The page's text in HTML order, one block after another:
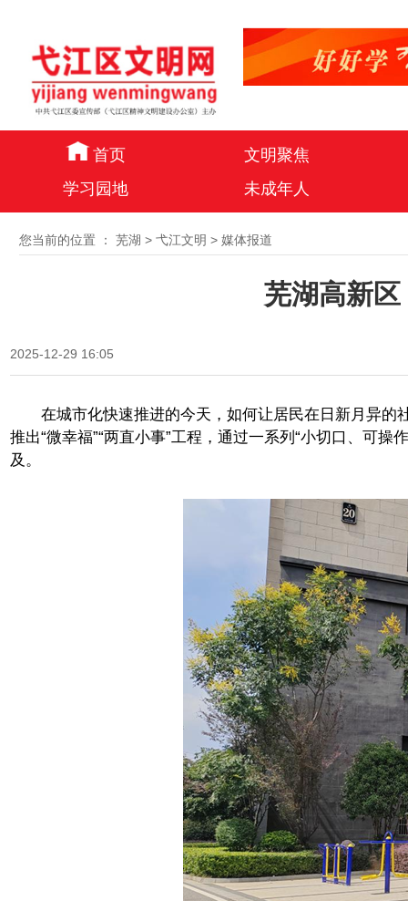
首页
文明聚焦
学习园地
未成年人
您当前的位置 ： 芜湖 > 弋江文明 > 媒体报道
芜湖高新
2025-12-29 16:05
在城市化快速推进的今天，如何让居民在日新月异的社
推出“微幸福”“两直小事”工程，通过一系列“小切口、可
及。